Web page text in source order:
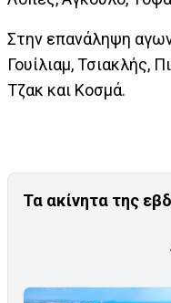
Στην επανάληψη
Γουίλιαμ, Τσιακλής,
Τζακ και Κοσμά.
Τα ακίνητα της